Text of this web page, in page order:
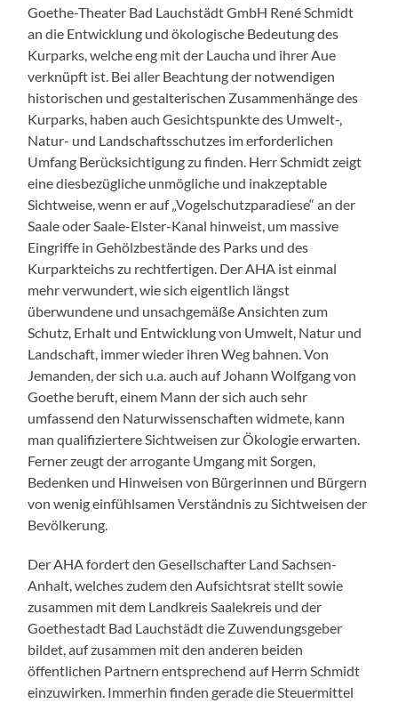
Goethe-Theater Bad Lauchstädt GmbH René Schmidt
an die Entwicklung und ökologische Bedeutung des
Kurparks, welche eng mit der Laucha und ihrer Aue
verknüpft ist. Bei aller Beachtung der notwendigen
historischen und gestalterischen Zusammenhänge des
Kurparks, haben auch Gesichtspunkte des Umwelt-,
Natur- und Landschaftsschutzes im erforderlichen
Umfang Berücksichtigung zu finden. Herr Schmidt zeigt
eine diesbezügliche unmögliche und inakzeptable
Sichtweise, wenn er auf „Vogelschutzparadiese“ an der
Saale oder Saale-Elster-Kanal hinweist, um massive
Eingriffe in Gehölzbestände des Parks und des
Kurparkteichs zu rechtfertigen. Der AHA ist einmal
mehr verwundert, wie sich eigentlich längst
überwundene und unsachgemäße Ansichten zum
Schutz, Erhalt und Entwicklung von Umwelt, Natur und
Landschaft, immer wieder ihren Weg bahnen. Von
Jemanden, der sich u.a. auch auf Johann Wolfgang von
Goethe beruft, einem Mann der sich auch sehr
umfassend den Naturwissenschaften widmete, kann
man qualifiziertere Sichtweisen zur Ökologie erwarten.
Ferner zeugt der arrogante Umgang mit Sorgen,
Bedenken und Hinweisen von Bürgerinnen und Bürgern
von wenig einfühlsamen Verständnis zu Sichtweisen der
Bevölkerung.
Der AHA fordert den Gesellschafter Land Sachsen-
Anhalt, welches zudem den Aufsichtsrat stellt sowie
zusammen mit dem Landkreis Saalekreis und der
Goethestadt Bad Lauchstädt die Zuwendungsgeber
bildet, auf zusammen mit den anderen beiden
öffentlichen Partnern entsprechend auf Herrn Schmidt
einzuwirken. Immerhin finden gerade die Steuermittel